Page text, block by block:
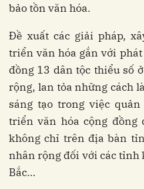
bảo tồn văn hóa.
Đề xuất các giải pháp,
triển văn hóa gắn với
đồng 13 dân tộc thiểu số
rộng, lan tỏa những cách
sáng tạo trong việc
triển văn hóa cộng đồng
không chỉ trên địa bàn
nhân rộng đối với các tỉnh
Bắc…